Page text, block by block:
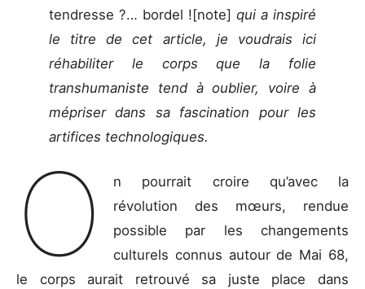
tendresse ?… bordel ![note] qui a inspiré
le titre de cet article, je voudrais ici
réhabiliter le corps que la folie
transhumaniste tend à oublier, voire à
mépriser dans sa fascination pour les
artifices technologiques.
O
n pourrait croire qu’avec la
révolution des mœurs, rendue
possible par les changements
culturels connus autour de Mai 68,
le corps aurait retrouvé sa juste place dans